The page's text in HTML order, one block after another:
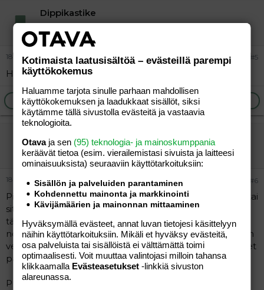
Dippikastike
Vieras
18.04.2012 #5
Hyviä vinkkejä! Kiitti!
Ilmoita asiaton viesti
Vieras
18.04.2012 #6
Piirakat ovat hyviä vaihtoehtoja. Suosittelen ruispohjaa tai
sitten tee maailman helpoin pohja itse: 1dl
täysjyvävehnäjauhoja 1dl ruisjauhoja 1dl kaurahiutaleita,
noin 100g sulatettua voita ja muutama ruokalusikallinen
vettä. Esipaista 200 asteessa reilut 5min ja sitten täytteet
päälle mitä haluatkin.
Pulla maistuu muuten hyvältä metsässä, joten
Kotimaista laatusisältöä – evästeillä parempi
käyttökokemus
Haluamme tarjota sinulle parhaan mahdollisen
käyttökokemuksen ja laadukkaat sisällöt, siksi
käytämme tällä sivustolla evästeitä ja vastaavia
teknologioita.
Otavaja sen (95) teknologia- ja mainoskumppania
keräävät tietoa (esim. vierailemis­tasi sivuista ja laitteesi
ominaisuuk­sista) seuraaviin käyttötarkoituksiin:
Sisällön ja palveluiden parantaminen
Kohdennettu mainonta ja markkinointi
Kävijämäärien ja mainonnan mittaaminen
Hyväksymällä evästeet, annat luvan tietojesi käsittelyyn
näihin käyttötarkoituksiin. Mikäli et hyväksy evästeitä,
osa palveluista tai sisällöistä ei välttämättä toimi
optimaalisesti. Voit muuttaa valintojasi milloin tahansa
klikkaamalla Evästeasetukset -linkkiä sivuston
alareunassa.